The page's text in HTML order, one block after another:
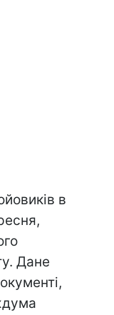
в
Дане